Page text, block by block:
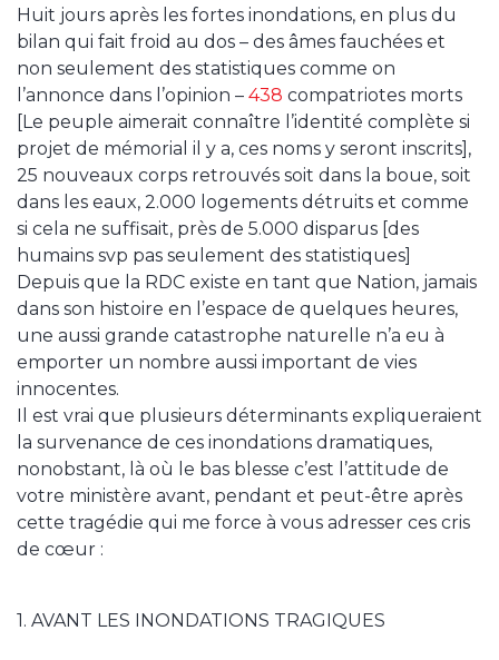
Huit jours après les fortes inondations, en plus du
bilan qui fait froid au dos – des âmes fauchées et
non seulement des statistiques comme on
l’annonce dans l’opinion – 438 compatriotes morts
[Le peuple aimerait connaître l’identité complète si
projet de mémorial il y a, ces noms y seront inscrits],
25 nouveaux corps retrouvés soit dans la boue, soit
dans les eaux, 2.000 logements détruits et comme
si cela ne suffisait, près de 5.000 disparus [des
humains svp pas seulement des statistiques]
Depuis que la RDC existe en tant que Nation, jamais
dans son histoire en l’espace de quelques heures,
une aussi grande catastrophe naturelle n’a eu à
emporter un nombre aussi important de vies
innocentes.
Il est vrai que plusieurs déterminants expliqueraient
la survenance de ces inondations dramatiques,
nonobstant, là où le bas blesse c’est l’attitude de
votre ministère avant, pendant et peut-être après
cette tragédie qui me force à vous adresser ces cris
de cœur :
1. AVANT LES INONDATIONS TRAGIQUES